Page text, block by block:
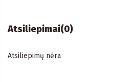
Atsiliepimai(0)
Atsiliepimų nėra